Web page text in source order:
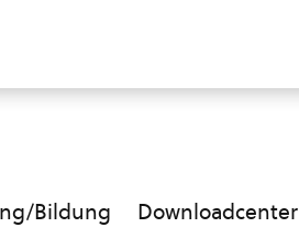
Bildung Downloadcenter